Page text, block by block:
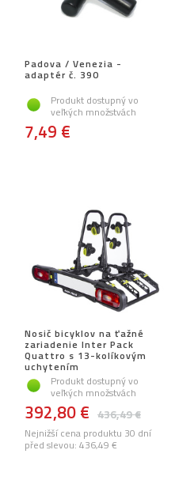
Padova / Venezia -
adaptér č. 390
Produkt dostupný vo
veľkých množstvách
7,49 €
Nosič bicyklov na ťažné
zariadenie Inter Pack
Quattro s 13-kolíkovým
uchytením
Produkt dostupný vo
veľkých množstvách
436,49 €
392,80 €
Nejnižší cena produktu 30 dní
před slevou: 436,49 €